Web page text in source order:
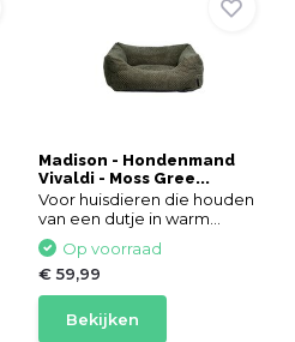
Madison - Hondenmand
Vivaldi - Moss Gree...
Voor huisdieren die houden
van een dutje in warm...
Op voorraad
€ 59,99
Bekijken